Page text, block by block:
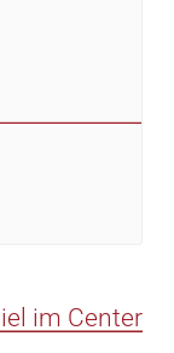
im Center